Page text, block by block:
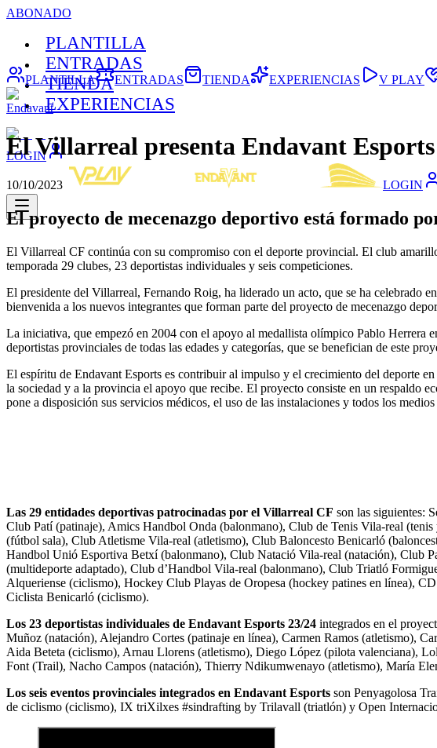
ABONADO
PLANTILLA
ENTRADAS
TIENDA
EXPERIENCIAS
LOGIN
LOGIN
PLANTILLA ENTRADAS TIENDA EXPERIENCIAS V PLAY
Endavant
El Villarreal presenta Endavant Esports
10/10/2023
El proyecto de mecenazgo deportivo está formado
El Villarreal CF continúa con su compromiso con el deporte provincial. El club
temporada 29 clubes, 23 deportistas individuales y seis competiciones.
El presidente del Villarreal, Fernando Roig, ha liderado un acto, que se ha celebrado
bienvenida a los nuevos integrantes que forman parte del proyecto de mecenazgo
La iniciativa, que empezó en 2004 con el apoyo al medallista olímpico Pablo Herrera
deportistas provinciales de todas las edades y categorías, que se benefician de este
El espíritu de Endavant Esports es contribuir al impulso y el crecimiento del deporte
la sociedad y a la provincia el apoyo que recibe. El proyecto consiste en un respaldo
pone a disposición sus servicios médicos, el uso de las instalaciones y todos los
Las 29 entidades deportivas patrocinadas por el Villarreal CF son las siguientes:
Club Patí (patinaje), Amics Handbol Onda (balonmano), Club de Tenis Vila-real
(fútbol sala), Club Atletisme Vila-real (atletismo), Club Baloncesto Benicarló
Handbol Unió Esportiva Betxí (balonmano), Club Natació Vila-real (natación), Club
(multideporte adaptado), Club d’Handbol Vila-real (balonmano), Club Triatló
Alqueriense (ciclismo), Hockey Club Playas de Oropesa (hockey patines en línea),
Ciclista Benicarló (ciclismo).
Los 23 deportistas individuales de Endavant Esports 23/24 integrados en el
Muñoz (natación), Alejandro Cortes (patinaje en línea), Carmen Ramos (atletismo),
Aida Beteta (ciclismo), Arnau Llorens (atletismo), Diego López (pilota valenciana),
Font (Trail), Nacho Campos (natación), Thierry Ndikumwenayo (atletismo), María
Los seis eventos provinciales integrados en Endavant Esports son Penyagolosa
de ciclismo (ciclismo), IX triXilxes #sindrafting by Trilavall (triatlón) y Open